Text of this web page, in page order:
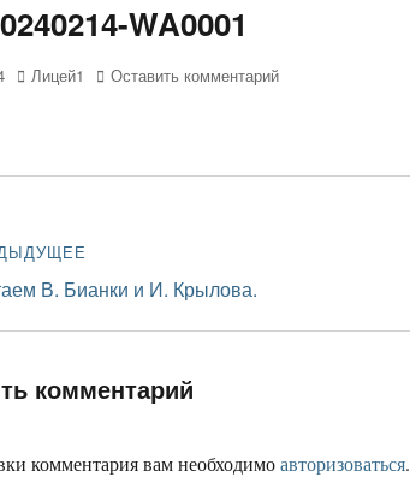
WA0001
Автор
Лицей1 Оставить комментарий
В. Бианки и И. Крылова.
комментарий
комментария вам необходимоавторизоваться.